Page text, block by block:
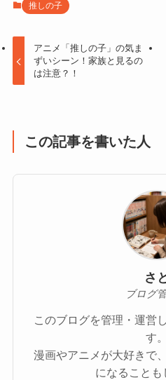
推しの子
アニメ「推しの子」の気ま
ずいシーン！家族と見るの
は注意？！
この記事を書いた人
さ
ブログ
このブログを管理・運営
す。
漫画やアニメが大好きで
になることも